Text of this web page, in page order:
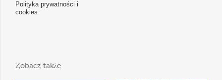
Polityka prywatności i
cookies
Zobacz także